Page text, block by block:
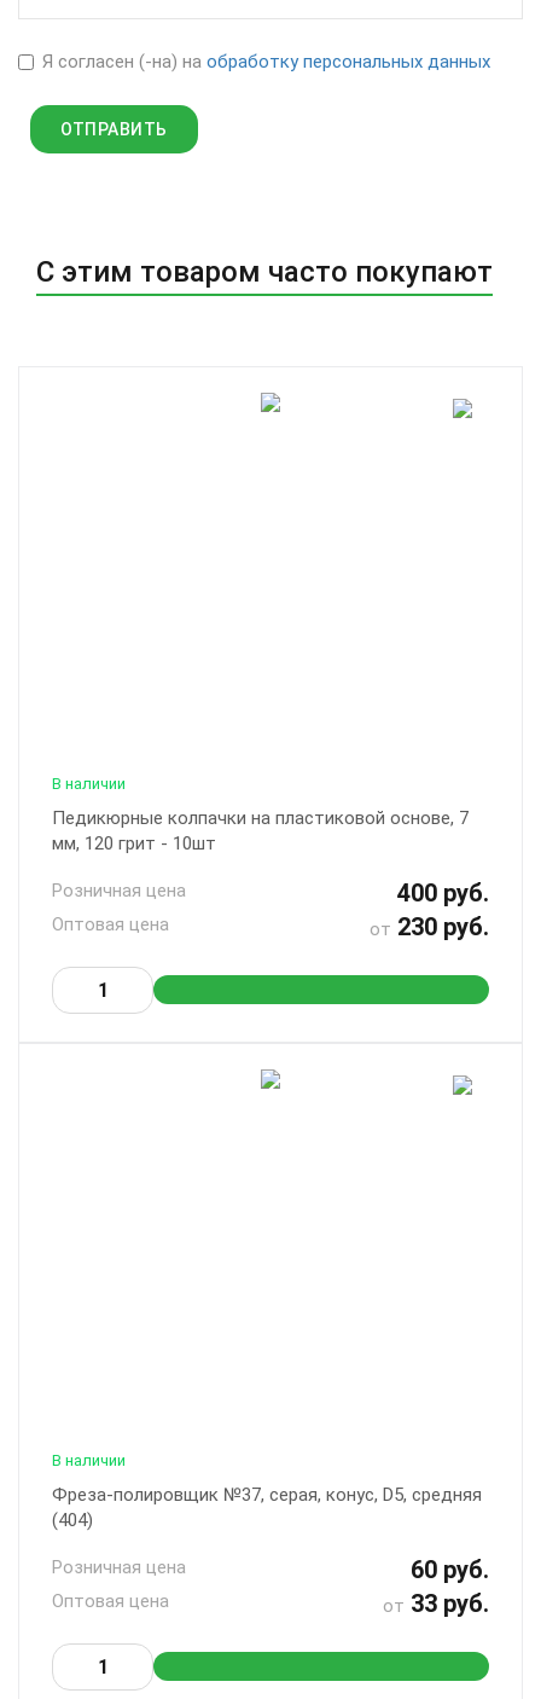
Я согласен (-на) на обработку персональных данных
С этим товаром часто покупают
В наличии
Педикюрные колпачки на пластиковой основе, 7
мм, 120 грит - 10шт
Розничная цена 400 руб.
Оптовая цена от 230 руб.
В наличии
Фреза-полировщик №37, серая, конус, D5, средняя
(404)
Розничная цена 60 руб.
Оптовая цена от 33 руб.